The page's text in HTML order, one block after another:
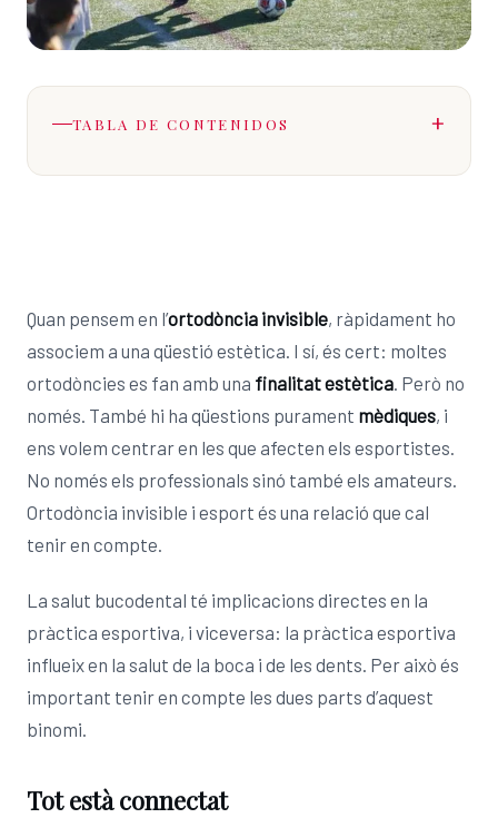
TABLA DE CONTENIDOS
Quan pensem en l’ortodòncia invisible, ràpidament ho
associem a una qüestió estètica. I sí, és cert: moltes
ortodòncies es fan amb una finalitat estètica. Però no
només. També hi ha qüestions purament mèdiques, i
ens volem centrar en les que afecten els esportistes.
No només els professionals sinó també els amateurs.
Ortodòncia invisible i esport és una relació que cal
tenir en compte.
La salut bucodental té implicacions directes en la
pràctica esportiva, i viceversa: la pràctica esportiva
influeix en la salut de la boca i de les dents. Per això és
important tenir en compte les dues parts d’aquest
binomi.
Tot està connectat